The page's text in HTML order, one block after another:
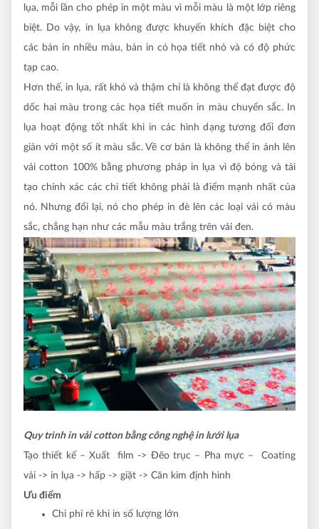
lụa, mỗi lần cho phép in một màu vì mỗi màu là một lớp riêng
biệt. Do vậy, in lụa không được khuyến khích đặc biệt cho
các bản in nhiều màu, bản in có họa tiết nhỏ và có độ phức
tạp cao.
Hơn thế, in lụa, rất khó và thậm chí là không thể đạt được độ
dốc hai màu trong các họa tiết muốn in màu chuyển sắc. In
lụa hoạt động tốt nhất khi in các hình dạng tương đối đơn
giản với một số ít màu sắc. Về cơ bản là không thể in ảnh lên
vải cotton 100% bằng phương pháp in lụa vì độ bóng và tái
tạo chính xác các chi tiết không phải là điểm mạnh nhất của
nó. Nhưng đổi lại, nó cho phép in đè lên các loại vải có màu
sắc, chẳng hạn như các mẫu màu trắng trên vải đen.
Quy trình in vải cotton bằng công nghệ in lưới lụa
Tạo thiết kế – Xuất film -> Đẽo trục – Pha mực – Coating
vải -> in lụa -> hấp -> giặt -> Căn kim định hình
Ưu điểm
Chi phí rẻ khi in số lượng lớn